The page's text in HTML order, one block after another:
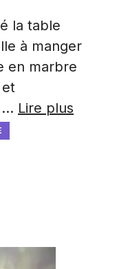
la table
à manger
en marbre
… Lire plus